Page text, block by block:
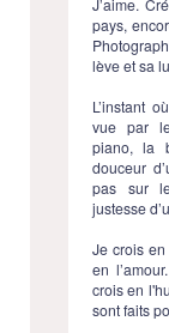
pays,
lève et sa
L’instant
vue par
piano, la
douceur
pas sur
justesse
Je crois
en
crois en
sont faits